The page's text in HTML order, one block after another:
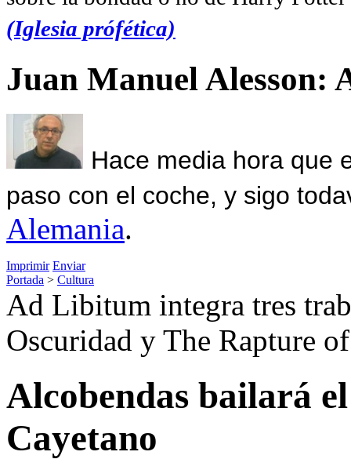
(Iglesia prófética)
Juan Manuel Alesson:
Hace media hora que
paso con el coche, y sigo
Alemania.
Imprimir Enviar
Portada > Cultura
Ad Libitum integra tres
Oscuridad y The Rapture
Alcobendas bailará
Cayetano